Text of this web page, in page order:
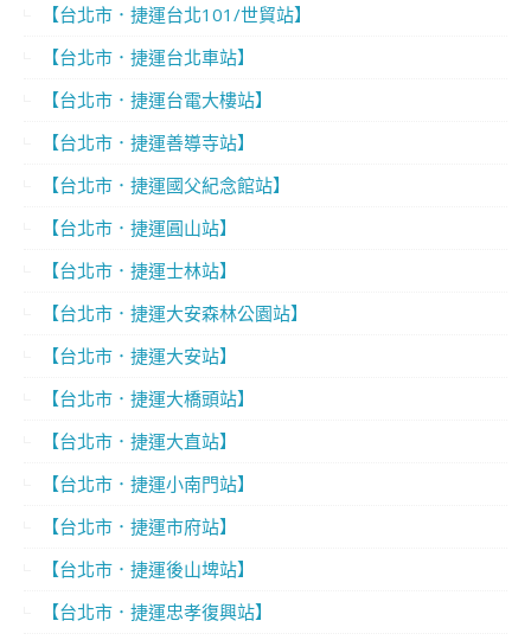
【台北市．捷運台北101/世貿站】
【台北市．捷運台北車站】
【台北市．捷運台電大樓站】
【台北市．捷運善導寺站】
【台北市．捷運國父紀念館站】
【台北市．捷運圓山站】
【台北市．捷運士林站】
【台北市．捷運大安森林公園站】
【台北市．捷運大安站】
【台北市．捷運大橋頭站】
【台北市．捷運大直站】
【台北市．捷運小南門站】
【台北市．捷運市府站】
【台北市．捷運後山埤站】
【台北市．捷運忠孝復興站】